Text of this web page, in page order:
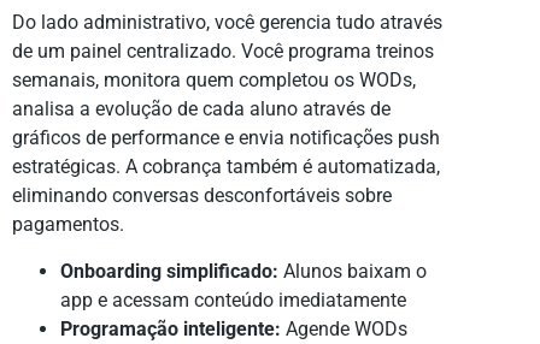
Do lado administrativo, você gerencia tudo através
de um painel centralizado. Você programa treinos
semanais, monitora quem completou os WODs,
analisa a evolução de cada aluno através de
gráficos de performance e envia notificações push
estratégicas. A cobrança também é automatizada,
eliminando conversas desconfortáveis sobre
pagamentos.
Onboarding simplificado: Alunos baixam o
app e acessam conteúdo imediatamente
Programação inteligente: Agende WODs